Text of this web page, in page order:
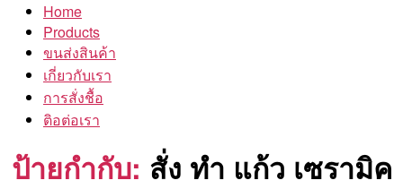
Home
Products
ขนส่งสินค้า
เกี่ยวกับเรา
การสั่งชื้อ
ติอต่อเรา
ป้ายกำกับ: สั่ง ทํา แก้ว เซรามิค